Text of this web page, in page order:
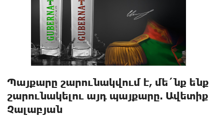
Պայքարը շարունակվում է, մե´նք ենք
շարունակելու այդ պայքարը. Ավետիք
Չալաբյան